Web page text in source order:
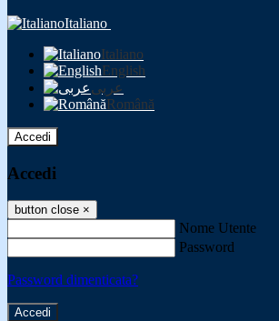
Italiano
Italiano
English
عربى
Română
Accedi
Accedi
button close ×
Nome Utente
Password
Password dimenticata?